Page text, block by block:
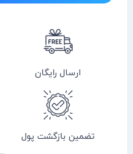
ارسال رایگان
تضمین بازگشت پول